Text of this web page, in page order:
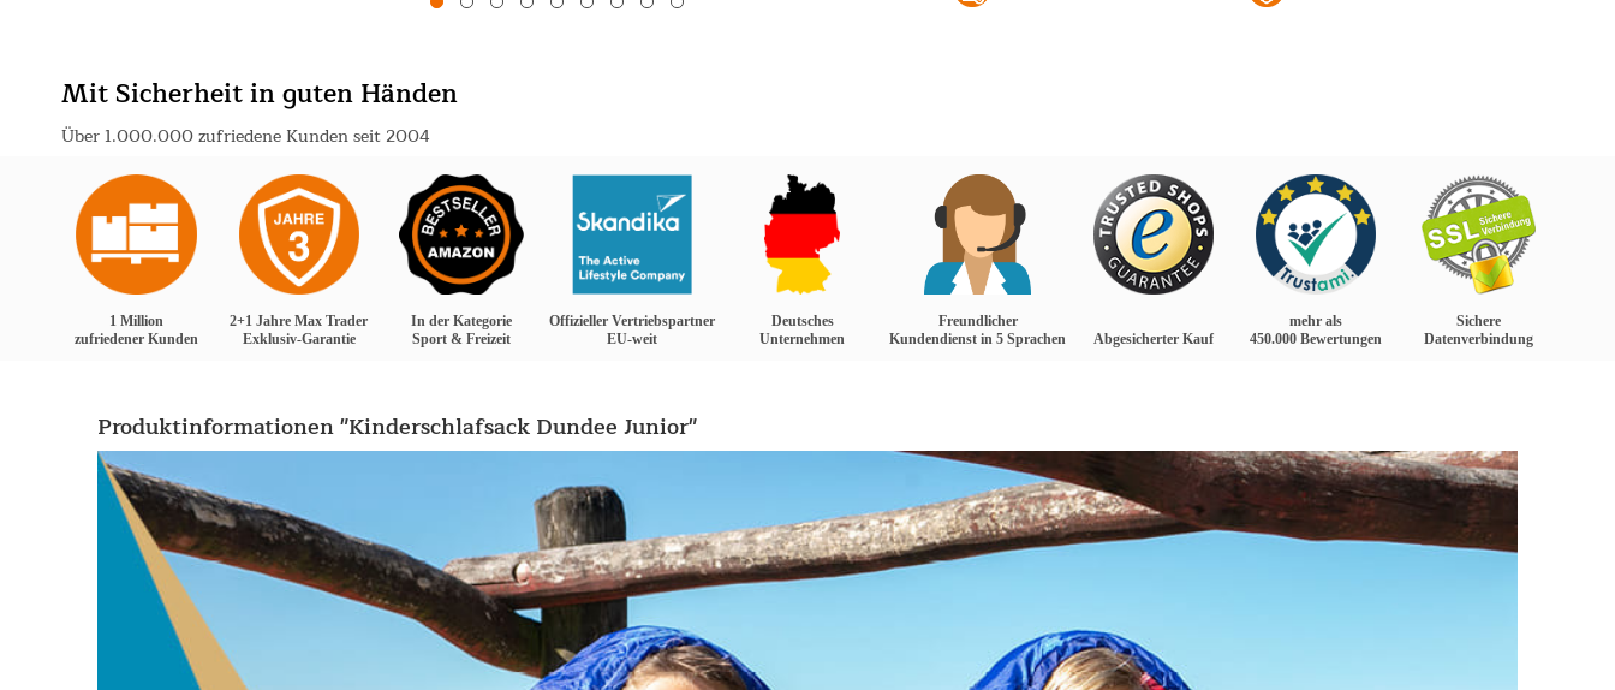
Mit Sicherheit in guten Händen
Über 1.000.000 zufriedene Kunden seit 2004
1 Million
zufriedener Kunden
2+1 Jahre Max Trader
Exklusiv-Garantie
In der Kategorie
Sport & Freizeit
Offizieller Vertriebspartner
EU-weit
Deutsches
Unternehmen
Freundlicher
Kundendienst in 5 Sprachen
Abgesicherter Kauf
mehr als
450.000 Bewertungen
Sichere
Datenverbindung
Produktinformationen "Kinderschlafsack Dundee Junior"